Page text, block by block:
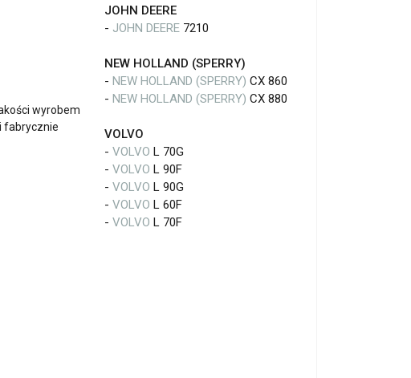
wyrobem
fabrycznie
JOHN DEERE
- JOHN DEERE7210
NEW HOLLAND (SPERRY)
- NEW HOLLAND (SPERRY) CX 860
- NEW HOLLAND (SPERRY) CX 880
VOLVO
- VOLVO L 70G
- VOLVO L 90F
- VOLVO L 90G
- VOLVO L 60F
- VOLVO L 70F